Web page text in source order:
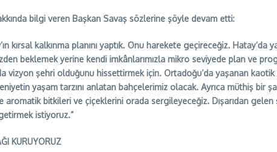
bilgi veren Başkan Savaş sözlerine şöyle devam etti:
kırsal kalkınma planını yaptık. Onu harekete geçireceğiz.
beklemek yerine kendi imkânlarımızla mikro seviyede plan ve
vizyon şehri olduğunu hissettirmek için. Ortadoğu’da yaşanan
yaşam tarzını anlatan bahçelerimiz olacak. Ayrıca müthiş bir
aromatik bitkileri ve çiçeklerini orada sergileyeceğiz. Dışarıdan
istiyoruz.”
KURUYORUZ